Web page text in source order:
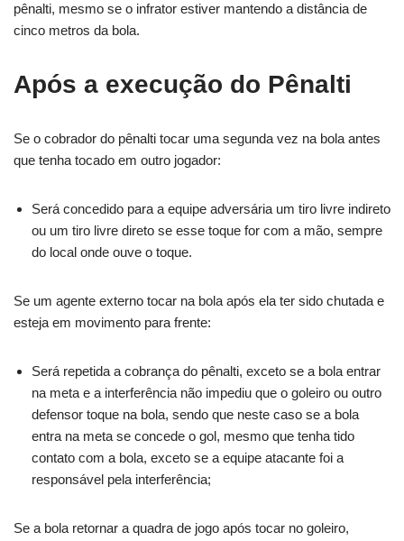
pênalti, mesmo se o infrator estiver mantendo a distância de
cinco metros da bola.
Após a execução do Pênalti
Se o cobrador do pênalti tocar uma segunda vez na bola antes
que tenha tocado em outro jogador:
Será concedido para a equipe adversária um tiro livre indireto
ou um tiro livre direto se esse toque for com a mão, sempre
do local onde ouve o toque.
Se um agente externo tocar na bola após ela ter sido chutada e
esteja em movimento para frente:
Será repetida a cobrança do pênalti, exceto se a bola entrar
na meta e a interferência não impediu que o goleiro ou outro
defensor toque na bola, sendo que neste caso se a bola
entra na meta se concede o gol, mesmo que tenha tido
contato com a bola, exceto se a equipe atacante foi a
responsável pela interferência;
Se a bola retornar a quadra de jogo após tocar no goleiro,